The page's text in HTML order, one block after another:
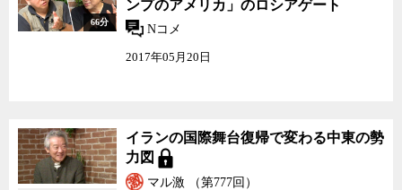
66分
ンプのアメリカ」のロシアゲート
Nコメ
2017年05月20日
イランの国際舞台復帰で変わる中東の勢
力図
マル激 （第777回）